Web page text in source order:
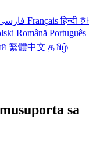
Françaisहिन्दी 한
Română Português
繁體中文 தமிழ்
sa